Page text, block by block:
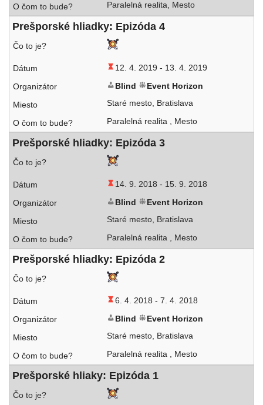
Paralelná rea­li­ta, Mesto
Prešporské hliad­ky: Epizóda 4
12. 4. 2019 - 13. 4. 2019
Blind
Event Horizon
Staré mes­to, Bratislava
Paralelná rea­li­ta , Mesto
Prešporské hliad­ky: Epizóda 3
14. 9. 2018 - 15. 9. 2018
Blind
Event Horizon
Staré mes­to, Bratislava
Paralelná rea­li­ta , Mesto
Prešporské hliad­ky: Epizóda 2
6. 4. 2018 - 7. 4. 2018
Blind
Event Horizon
Staré mes­to, Bratislava
Paralelná rea­li­ta , Mesto
Prešporské hlia­ky: Epizóda 1